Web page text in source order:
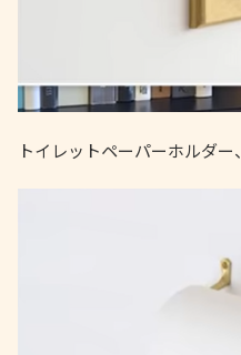
トイレットペーパーホルダー、